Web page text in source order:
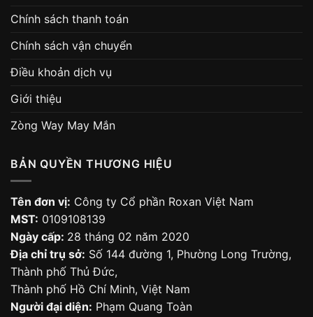
Chính sách thanh toán
Chính sách vận chuyển
Điều khoản dịch vụ
Giới thiệu
Zòng Way May Mắn
BẢN QUYỀN THƯƠNG HIỆU
Tên đơn vị: Công ty Cổ phần Roxan Việt Nam
MST: 0109108139
Ngày cấp: 28 tháng 02 năm 2020
Địa chỉ trụ sở: Số 144 đường 1, Phường Long Trường,
Thành phố Thủ Đức,
Thành phố Hồ Chí Minh, Việt Nam
Người đại diện: Phạm Quang Toàn